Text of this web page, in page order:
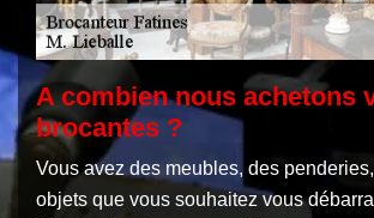
A combien nous achetons
brocantes ?
Vous avez des meubles, des
objets que vous souhaitez vous